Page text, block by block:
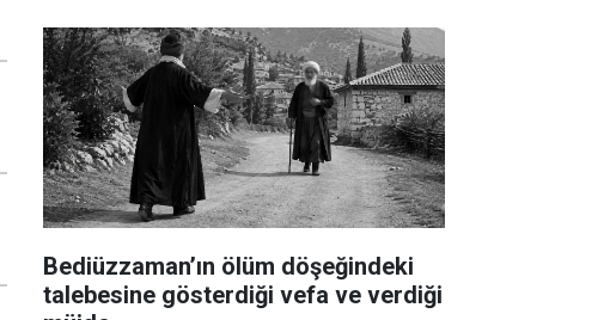
Bediüzzaman’ın ölüm döşeğindeki
talebesine gösterdiği vefa ve verdiği